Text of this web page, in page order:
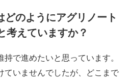
のようにアグリノート
考えていますか？
持で進めたいと思っています。
ていませんでしたが、どこまで